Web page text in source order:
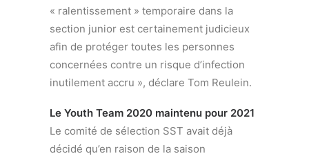
« ralentissement » temporaire dans la
section junior est certainement judicieux
afin de protéger toutes les personnes
concernées contre un risque d’infection
inutilement accru », déclare Tom Reulein.
Le Youth Team 2020 maintenu pour 2021
Le comité de sélection SST avait déjà
décidé qu’en raison de la saison